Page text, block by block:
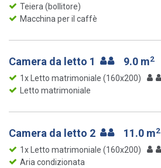
Teiera (bollitore)
Macchina per il caffè
Camera da letto 1 9.0 m2
1x Letto matrimoniale (160x200)
Letto matrimoniale
Camera da letto 2 11.0 m2
1x Letto matrimoniale (160x200)
Aria condizionata